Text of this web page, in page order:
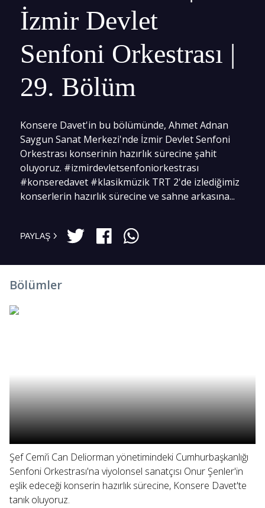
İzmir Devlet
Senfoni Orkestrası |
29. Bölüm
Konsere Davet'in bu bölümünde, Ahmet Adnan
Saygun Sanat Merkezi'nde İzmir Devlet Senfoni
Orkestrası konserinin hazırlık sürecine şahit
oluyoruz. #izmirdevletsenfoniorkestrası
#konseredavet #klasikmüzik TRT 2'de izlediğimiz
konserlerin hazırlık sürecine ve sahne arkasına...
PAYLAŞ
Bölümler
Şef Cemi’i Can Deliorman yönetimindeki Cumhurbaşkanlığı
Senfoni Orkestrası'na viyolonsel sanatçısı Onur Şenler'in
eşlik edeceği konserin hazırlık sürecine, Konsere Davet'te
tanık oluyoruz.